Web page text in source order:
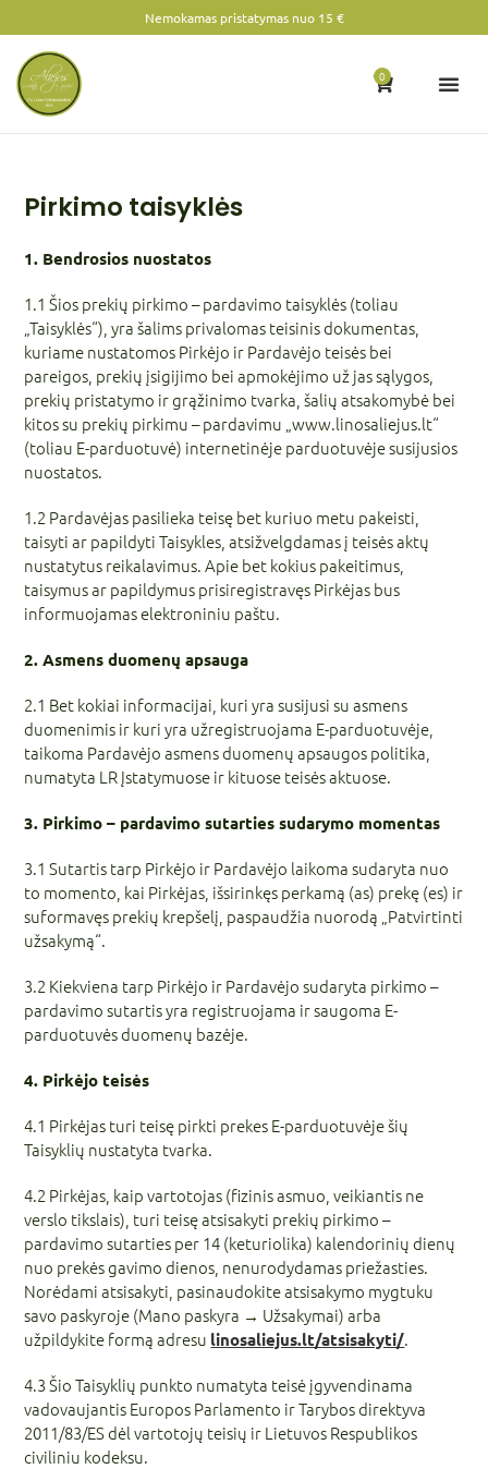
Nemokamas pristatymas nuo 15 €
0
Pirkimo taisyklės
1. Bendrosios nuostatos
1.1 Šios prekių pirkimo – pardavimo taisyklės (toliau
„Taisyklės“), yra šalims privalomas teisinis dokumentas,
kuriame nustatomos Pirkėjo ir Pardavėjo teisės bei
pareigos, prekių įsigijimo bei apmokėjimo už jas sąlygos,
prekių pristatymo ir grąžinimo tvarka, šalių atsakomybė bei
kitos su prekių pirkimu – pardavimu „www.linosaliejus.lt“
(toliau E-parduotuvė) internetinėje parduotuvėje susijusios
nuostatos.
1.2 Pardavėjas pasilieka teisę bet kuriuo metu pakeisti,
taisyti ar papildyti Taisykles, atsižvelgdamas į teisės aktų
nustatytus reikalavimus. Apie bet kokius pakeitimus,
taisymus ar papildymus prisiregistravęs Pirkėjas bus
informuojamas elektroniniu paštu.
2. Asmens duomenų apsauga
2.1 Bet kokiai informacijai, kuri yra susijusi su asmens
duomenimis ir kuri yra užregistruojama E-parduotuvėje,
taikoma Pardavėjo asmens duomenų apsaugos politika,
numatyta LR Įstatymuose ir kituose teisės aktuose.
3. Pirkimo – pardavimo sutarties sudarymo momentas
3.1 Sutartis tarp Pirkėjo ir Pardavėjo laikoma sudaryta nuo
to momento, kai Pirkėjas, išsirinkęs perkamą (as) prekę (es) ir
suformavęs prekių krepšelį, paspaudžia nuorodą „Patvirtinti
užsakymą“.
3.2 Kiekviena tarp Pirkėjo ir Pardavėjo sudaryta pirkimo –
pardavimo sutartis yra registruojama ir saugoma E-
parduotuvės duomenų bazėje.
4. Pirkėjo teisės
4.1 Pirkėjas turi teisę pirkti prekes E-parduotuvėje šių
Taisyklių nustatyta tvarka.
4.2 Pirkėjas, kaip vartotojas (fizinis asmuo, veikiantis ne
verslo tikslais), turi teisę atsisakyti prekių pirkimo –
pardavimo sutarties per 14 (keturiolika) kalendorinių dienų
nuo prekės gavimo dienos, nenurodydamas priežasties.
Norėdami atsisakyti, pasinaudokite atsisakymo mygtuku
savo paskyroje (Mano paskyra → Užsakymai) arba
užpildykite formą adresu linosaliejus.lt/atsisakyti/.
4.3 Šio Taisyklių punkto numatyta teisė įgyvendinama
vadovaujantis Europos Parlamento ir Tarybos direktyva
2011/83/ES dėl vartotojų teisių ir Lietuvos Respublikos
civiliniu kodeksu.